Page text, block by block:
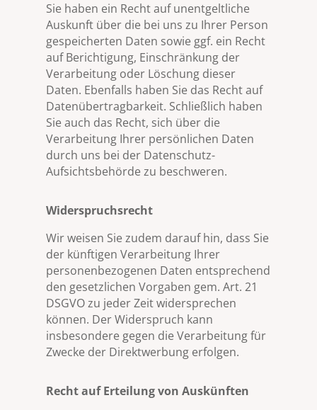
Sie haben ein Recht auf unentgeltliche
Auskunft über die bei uns zu Ihrer Person
gespeicherten Daten sowie ggf. ein Recht
auf Berichtigung, Einschränkung der
Verarbeitung oder Löschung dieser
Daten. Ebenfalls haben Sie das Recht auf
Datenübertragbarkeit. Schließlich haben
Sie auch das Recht, sich über die
Verarbeitung Ihrer persönlichen Daten
durch uns bei der Datenschutz-
Aufsichtsbehörde zu beschweren.
Widerspruchsrecht
Wir weisen Sie zudem darauf hin, dass Sie
der künftigen Verarbeitung Ihrer
personenbezogenen Daten entsprechend
den gesetzlichen Vorgaben gem. Art. 21
DSGVO zu jeder Zeit widersprechen
können. Der Widerspruch kann
insbesondere gegen die Verarbeitung für
Zwecke der Direktwerbung erfolgen.
Recht auf Erteilung von Auskünften